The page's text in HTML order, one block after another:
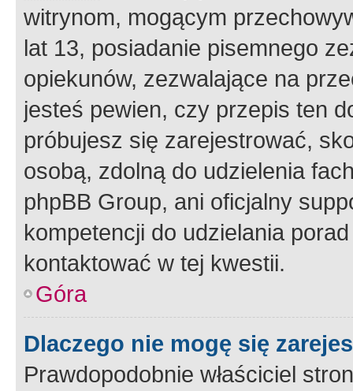
witrynom, mogącym
lat 13, posiadanie pisemnego
opiekunów, zezwalające na
jesteś pewien, czy przepis ten
próbujesz się zarejestrować,
osobą, zdolną do udzielenia
phpBB Group, ani oficjalny
kompetencji do udzielania
kontaktować w tej kwestii.
Góra
Dlaczego nie mogę się
Prawdopodobnie właściciel